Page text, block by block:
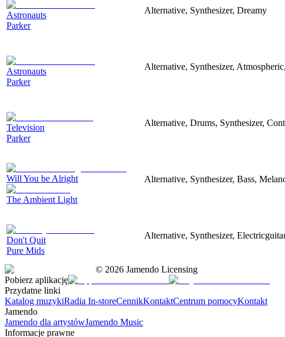
Astronauts
Parker
Alternative, Synthesizer, Dreamy
Astronauts
Parker
Alternative, Synthesizer,
Television
Parker
Alternative, Drums, Synthesizer,
Will You be Alright
The Ambient Light
Alternative, Synthesizer, Bass,
Don't Quit
Pure Mids
Alternative, Synthesizer,
© 2026 Jamendo Licensing
Pobierz aplikację
Przydatne linki
Katalog muzykiRadia In-storeCennikKontaktCentrum pomocyKontakt
Jamendo
Jamendo dla artystówJamendo Music
Informacje prawne